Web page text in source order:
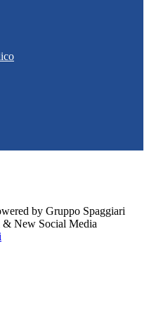
by Gruppo Spaggiari
& New Social Media